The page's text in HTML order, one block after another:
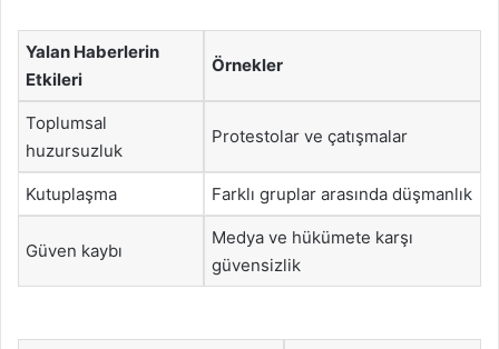
Yalan Haberlerin
Etkileri
Örnekler
Toplumsal
huzursuzluk
Protestolar ve çatışmalar
Kutuplaşma Farklı gruplar arasında düşmanlık
Güven kaybı
Medya ve hükümete karşı
güvensizlik